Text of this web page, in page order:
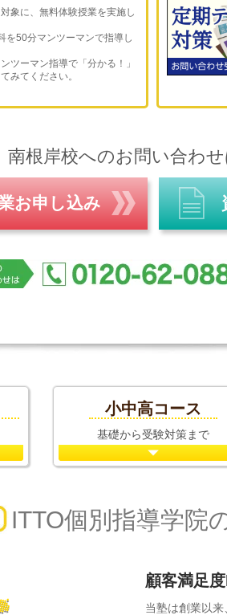
象に、無料体験授業を実施し
を50分マンツーマンで指導し
ツーマン指導で「分かる！」
みてください。
南根岸校へのお問い合わ
お申し込み
小中高コース
基礎から受験対策まで
ITTO個別指導学院
顧客満足
当塾は創業以